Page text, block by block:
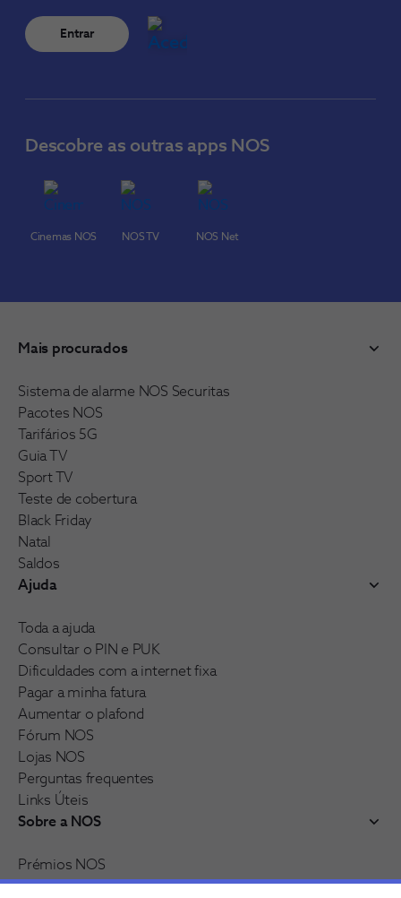
Entrar
Descobre as outras apps NOS
Cinemas NOS NOS TV NOS Net
Mais procurados
Sistema de alarme NOS Securitas
Pacotes NOS
Tarifários 5G
Guia TV
Sport TV
Teste de cobertura
Black Friday
Natal
Saldos
Ajuda
Toda a ajuda
Consultar o PIN e PUK
Dificuldades com a internet fixa
Pagar a minha fatura
Aumentar o plafond
Fórum NOS
Lojas NOS
Perguntas frequentes
Links Úteis
Sobre a NOS
Prémios NOS
Reconhecimentos e distinções